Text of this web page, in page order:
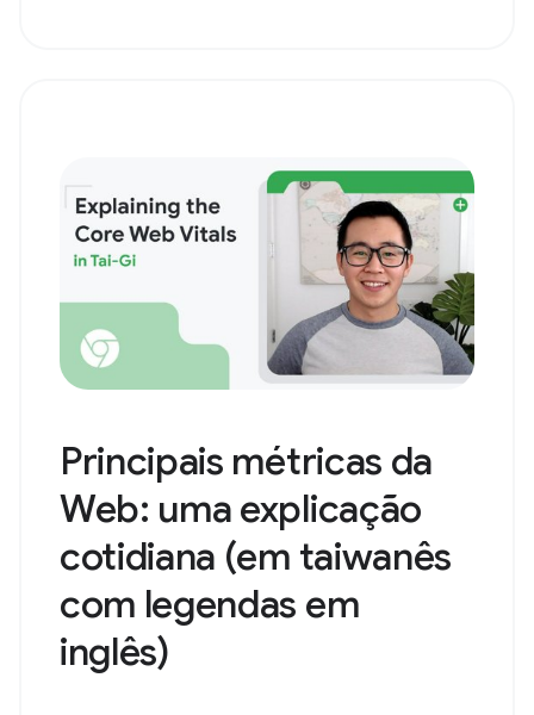
Principais métricas da
Web: uma explicação
cotidiana (em taiwanês
com legendas em
inglês)